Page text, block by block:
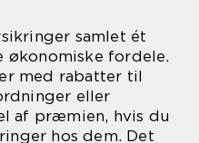
samlet ét
økonomiske fordele.
med rabatter til
eller
af præmien, hvis du
hos dem. Det